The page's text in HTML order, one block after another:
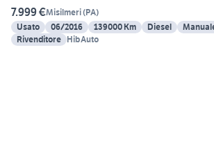
7.999 €Misilmeri(PA)
Usato
06/2016 139000 Km Diesel
Rivenditore HibAuto